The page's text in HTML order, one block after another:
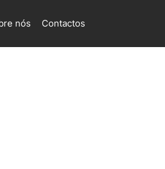
nós Contactos